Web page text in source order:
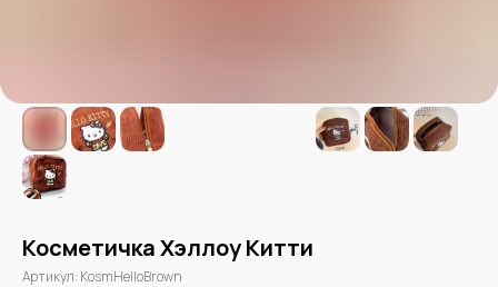
Косметичка Хэллоу Китти
Артикул: KosmHelloBrown